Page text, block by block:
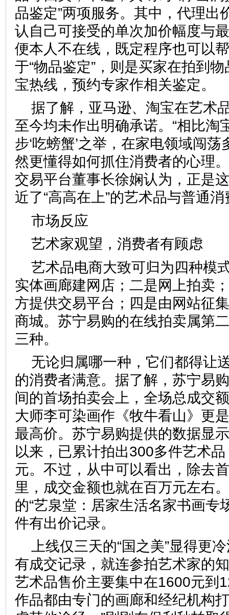
品鉴定”两项服务。其中，代理出
认自己可接受的单次加价幅度与
便本人不在线，既定程序也可以
于“物品鉴定”，则是买家在拍到
宝热线，预约专家作相关鉴
据了解，亚马逊、淘宝在艺术
至今均未作出明确承诺。“相比淘
步‘吃螃蟹’之举，在家电领域闯
然更懂得如何抓住消费者的心理
交易平台董事长徐娴认为，正是
近了“高高在上”的艺术品与普
市场反应
艺术家观望，消费者有顾虑
艺术品电商大致可归为四种模
实体画廊建网店；二是网上拍卖
方提供交易平台；四是由网站征
商城。苏宁易购的在线拍卖属第
三种。
无论归属哪一种，它们都得让
的消费者满意。据了解，苏宁易
间的首场拍卖会上，全场总成交
大师李可染画作《牧牛看山》更
最高价。苏宁易购提供的数据显
以来，已累计拍出300多件艺术
元。不过，从中可以看出，除去
里，成交金额也就在百万元左右
的“艺泉堂：居家生活名家书画专
件有出价记录。
上线仅三天的“国之美”显得更
有成交记录，就连参拍艺术家的
艺术品售价主要集中在1600元到
作品都由专门的画廊和经纪机构